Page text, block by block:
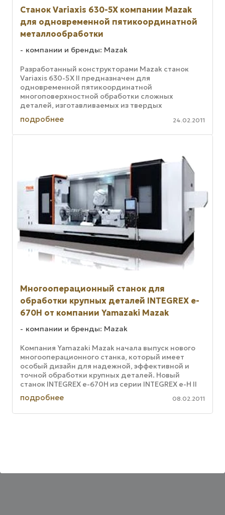
Станок Variaxis 630-5X компании Mazak
для одновременной пятикоординатной
металлообработки
компании и бренды: Mazak
Разработанный конструкторами Mazak станок
Variaxis 630-5X II предназначен для
одновременной пятикоординатной
многоповерхностной обработки сложных
деталей, изготавливаемых из твердых
материалов за один шаг. Оснащение основного
фрезерного шпинделя ...
подробнее 24.02.2011
Многооперационный станок для
обработки крупных деталей INTEGREX e-
670H от компании Yamazaki Mazak
компании и бренды: Mazak
Компания Yamazaki Mazak начала выпуск нового
многооперационного станка, который имеет
особый дизайн для надежной, эффективной и
точной обработки крупных деталей. Новый
станок INTEGREX e-670H из серии INTEGREX e-H II
совмещает в себе станочный и ...
подробнее 08.02.2011